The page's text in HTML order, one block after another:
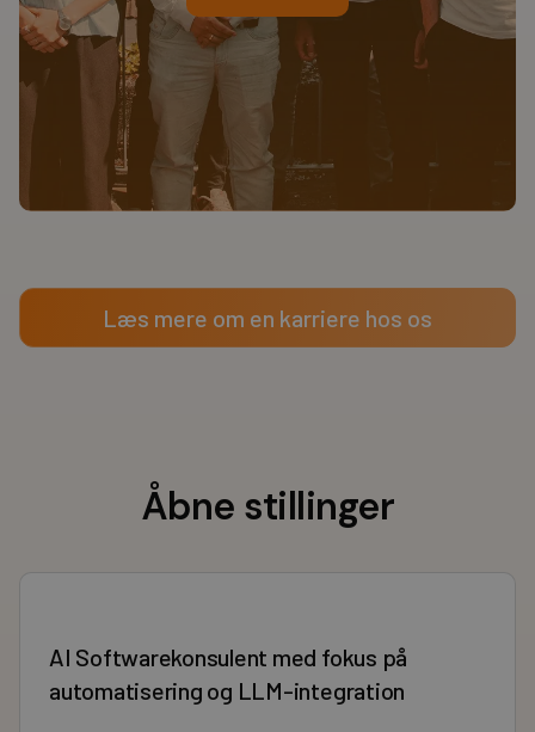
Læs mere om en karriere hos os
Åbne stillinger
AI Softwarekonsulent med fokus på
automatisering og LLM-integration